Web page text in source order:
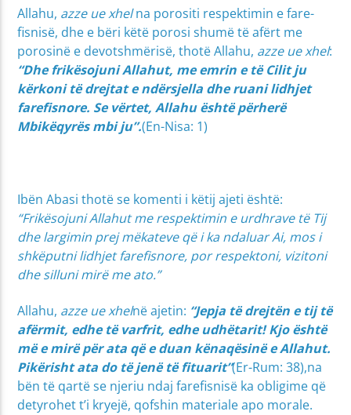
Allahu, azze ue xhelna porositi respektimin e fare­
fisnisë, dhe e bëri këtë porosi shumë të afërt me
porosinë e devotshmërisë, thotë Allahu, azze ue xhel:
“Dhe frikësojuni Allahut, me emrin e të Cilit ju
kërkoni të drejtat e ndërsjella dhe ruani lidhjet
farefisnore. Se vërtet, Allahu është përherë
Mbikëqyrës mbi ju”.(En-Nisa: 1)
Ibën Abasi thotë se komenti i këtij ajeti është:
“Frikësojuni Allahut me respektimin e urdhrave të Tij
dhe largimin prej mëkateve që i ka ndaluar Ai, mos i
shkëputni lidhjet farefisnore, por respektoni, vizitoni
dhe silluni mirë me ato.”
Allahu, azze ue xhelnë ajetin: “Jepja të drejtën e tij të
afërmit, edhe të varfrit, edhe udhëtarit! Kjo është
më e mirë për ata që e duan kënaqësinë e Allahut.
Pikërisht ata do të jenë të fituarit”(Er-Rum: 38),na
bën të qartë se njeriu ndaj farefisnisë ka obligime që
detyrohet t’i kryejë, qofshin materiale apo morale.